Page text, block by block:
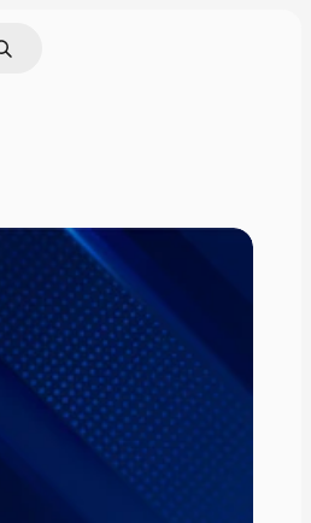
per immagine
Ricerca